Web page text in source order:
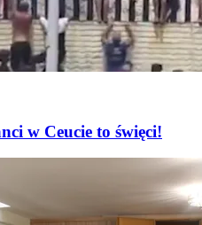
w Ceucie to święci!